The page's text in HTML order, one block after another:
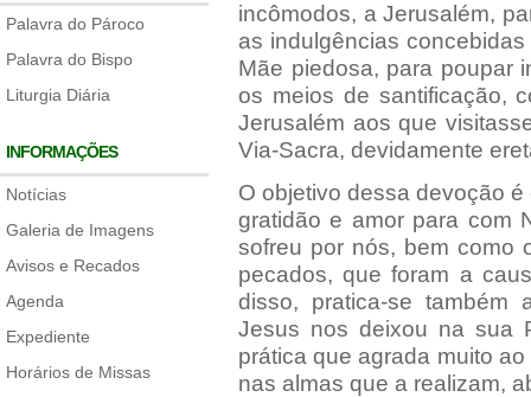
Palavra do Pároco
Palavra do Bispo
Liturgia Diária
INFORMAÇÕES
Notícias
Galeria de Imagens
Avisos e Recados
Agenda
Expediente
Horários de Missas
incômodos, a Jerusalém,
as indulgências
Mãe piedosa, para poupar
os meios de santificação,
Jerusalém aos que
Via-Sacra, devidamente
O objetivo dessa devoção
gratidão e amor para com
sofreu por nós, bem como
pecados, que foram a
disso, pratica-se também
Jesus nos deixou na sua
prática que agrada muito
nas almas que a realizam,